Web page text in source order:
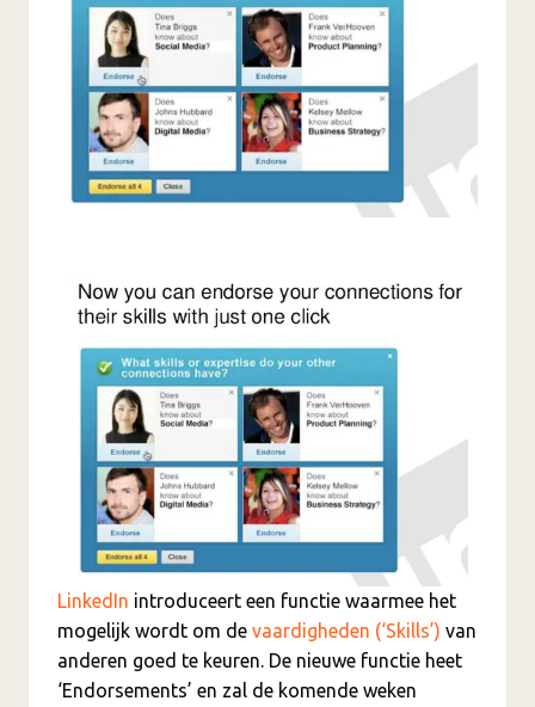
LinkedIn introduceert een functie waarmee het
mogelijk wordt om de vaardigheden (‘Skills’) van
anderen goed te keuren. De nieuwe functie heet
‘Endorsements’ en zal de komende weken